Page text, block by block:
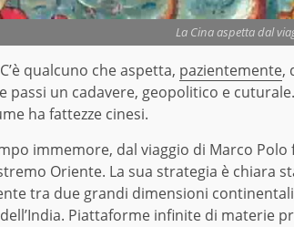
La Cina aspetta dal
qualcuno che aspetta, pazientemente,
passi un cadavere, geopolitico e
ha fattezze cinesi.
immemore, dal viaggio di Marco
Oriente. La sua strategia è chiara
tra due grandi dimensioni
Piattaforme infinite di materie